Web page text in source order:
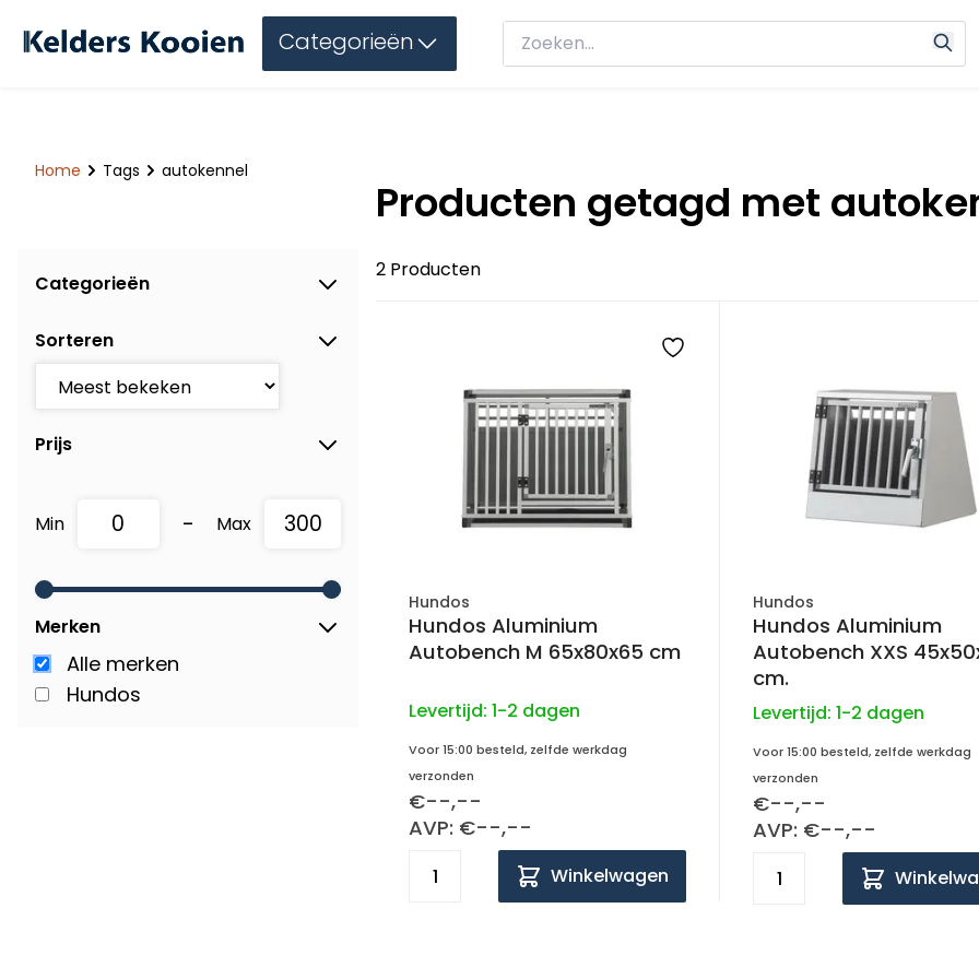
Categorieën
Home Tags autokennel
Categorieën
Sorteren
Prijs
Min - Max
Merken
Alle merken
Hundos
Producten getagd met
2 Producten
Hundos
Hundos Aluminium
Autobench M 65x80x65 cm
Levertijd: 1-2 dagen
Voor 15:00 besteld, zelfde werkdag
verzonden
€--,--
AVP: €--,--
Winkelwagen
Hundos
Hundos Aluminium
Autobench XXS
cm.
Levertijd: 1-2 dagen
Voor 15:00 besteld, zelfde werkdag
verzonden
€--,--
AVP: €--,--